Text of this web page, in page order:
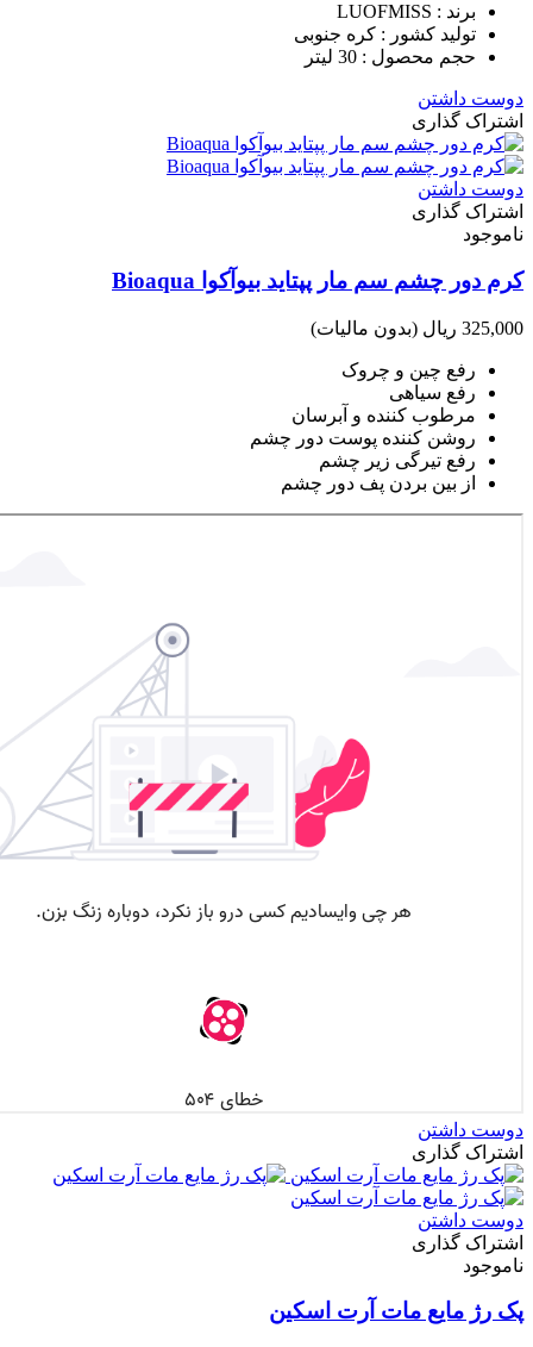
برند : LUOFMISS
تولید کشور : کره جنوبی
حجم محصول : 30 لیتر
دوست داشتن
اشتراک گذاری
دوست داشتن
اشتراک گذاری
ناموجود
کرم دور چشم سم مار پپتاید بیوآکوا Bioaqua
325,000 ریال (بدون مالیات)
رفع چین و چروک
رفع سیاهی
مرطوب کننده و آبرسان
روشن کننده پوست دور چشم
رفع تیرگی زیر چشم
از بین بردن پف دور چشم
دوست داشتن
اشتراک گذاری
دوست داشتن
اشتراک گذاری
ناموجود
پک رژ مایع مات آرت اسکین